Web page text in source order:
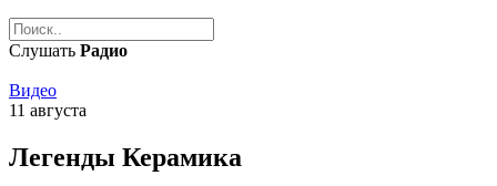
Слушать Радио
Видео
11 августа
Легенды Керамика